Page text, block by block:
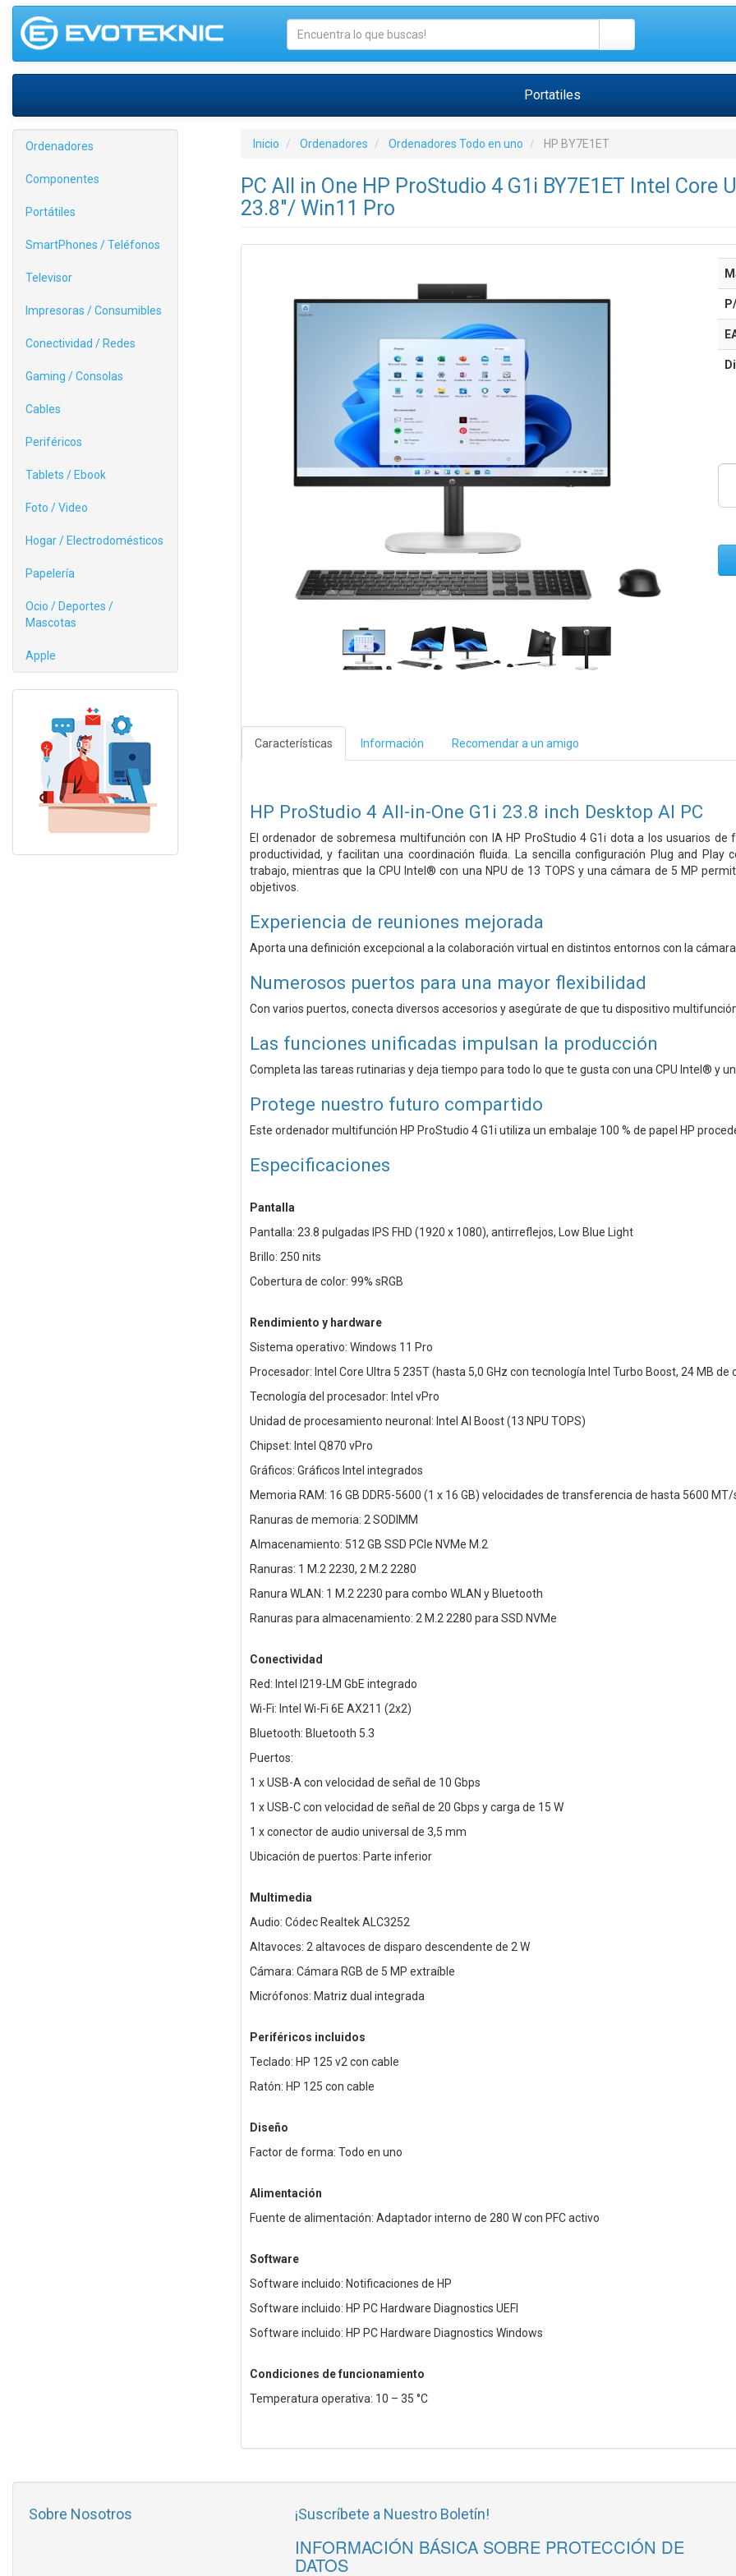
Portatiles
Ordenadores
Componentes
Portátiles
SmartPhones / Teléfonos
Televisor
Impresoras / Consumibles
Conectividad / Redes
Gaming / Consolas
Cables
Periféricos
Tablets / Ebook
Foto / Video
Hogar / Electrodomésticos
Papelería
Ocio / Deportes /
Mascotas
Apple
Inicio Ordenadores Ordenadores Todo en uno HP BY7E1ET
PC All in One HP ProStudio 4 G1i BY7E1ET Intel Core
23.8"/ Win11 Pro
Características Información Recomendar a un amigo
HP ProStudio 4 All-in-One G1i 23.8 inch Desktop AI PC
El ordenador de sobremesa multifunción con IA HP ProStudio 4 G1i dota a los usuarios
productividad, y facilitan una coordinación fluida. La sencilla configuración Plug and
trabajo, mientras que la CPU Intel® con una NPU de 13 TOPS y una cámara de 5 MP
objetivos.
Experiencia de reuniones mejorada
Aporta una definición excepcional a la colaboración virtual en distintos entornos con la cámara
Numerosos puertos para una mayor flexibilidad
Con varios puertos, conecta diversos accesorios y asegúrate de que tu dispositivo
Las funciones unificadas impulsan la producción
Completa las tareas rutinarias y deja tiempo para todo lo que te gusta con una CPU Intel® y
Protege nuestro futuro compartido
Este ordenador multifunción HP ProStudio 4 G1i utiliza un embalaje 100 % de papel HP
Especificaciones
Pantalla
Pantalla: 23.8 pulgadas IPS FHD (1920 x 1080), antirreflejos, Low Blue Light
Brillo: 250 nits
Cobertura de color: 99% sRGB
Rendimiento y hardware
Sistema operativo: Windows 11 Pro
Procesador: Intel Core Ultra 5 235T (hasta 5,0 GHz con tecnología Intel Turbo Boost, 24 MB
Tecnología del procesador: Intel vPro
Unidad de procesamiento neuronal: Intel AI Boost (13 NPU TOPS)
Chipset: Intel Q870 vPro
Gráficos: Gráficos Intel integrados
Memoria RAM: 16 GB DDR5-5600 (1 x 16 GB) velocidades de transferencia de hasta 5600 MT/
Ranuras de memoria: 2 SODIMM
Almacenamiento: 512 GB SSD PCIe NVMe M.2
Ranuras: 1 M.2 2230, 2 M.2 2280
Ranura WLAN: 1 M.2 2230 para combo WLAN y Bluetooth
Ranuras para almacenamiento: 2 M.2 2280 para SSD NVMe
Conectividad
Red: Intel I219-LM GbE integrado
Wi-Fi: Intel Wi-Fi 6E AX211 (2x2)
Bluetooth: Bluetooth 5.3
Puertos:
1 x USB-A con velocidad de señal de 10 Gbps
1 x USB-C con velocidad de señal de 20 Gbps y carga de 15 W
1 x conector de audio universal de 3,5 mm
Ubicación de puertos: Parte inferior
Multimedia
Audio: Códec Realtek ALC3252
Altavoces: 2 altavoces de disparo descendente de 2 W
Cámara: Cámara RGB de 5 MP extraíble
Micrófonos: Matriz dual integrada
Periféricos incluidos
Teclado: HP 125 v2 con cable
Ratón: HP 125 con cable
Diseño
Factor de forma: Todo en uno
Alimentación
Fuente de alimentación: Adaptador interno de 280 W con PFC activo
Software
Software incluido: Notificaciones de HP
Software incluido: HP PC Hardware Diagnostics UEFI
Software incluido: HP PC Hardware Diagnostics Windows
Condiciones de funcionamiento
Temperatura operativa: 10 – 35 °C
Sobre Nosotros ¡Suscríbete a Nuestro Boletín!
INFORMACIÓN BÁSICA SOBRE PROTECCIÓN DE
DATOS